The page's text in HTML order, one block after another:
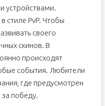
устройствами.
стиле PvP. Чтобы
своего
скинов. В
происходят
события. Любители
где предусмотрен
победу.